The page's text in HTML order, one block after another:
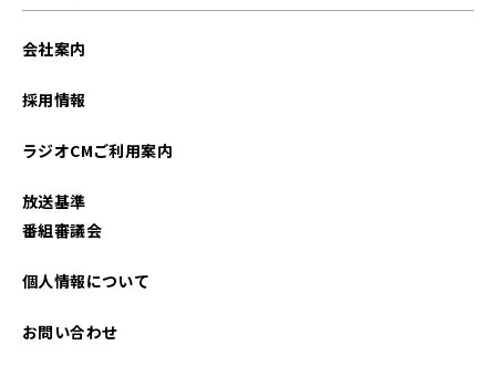
会社案内
採用情報
ラジオCMご利用案内
放送基準
番組審議会
個人情報について
お問い合わせ